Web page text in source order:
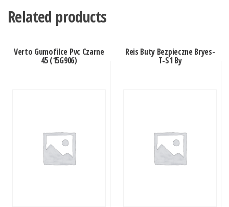
Related products
Verto Gumofilce Pvc Czarne
45 (15G906)
Reis Buty Bezpieczne Bryes-
T-S1 By